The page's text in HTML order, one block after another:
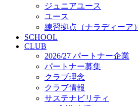
ジュニアユース
ユース
練習拠点（ナラディーア）
SCHOOL
CLUB
2026/27 パートナー企業
パートナー募集
クラブ理念
クラブ情報
サステナビリティ